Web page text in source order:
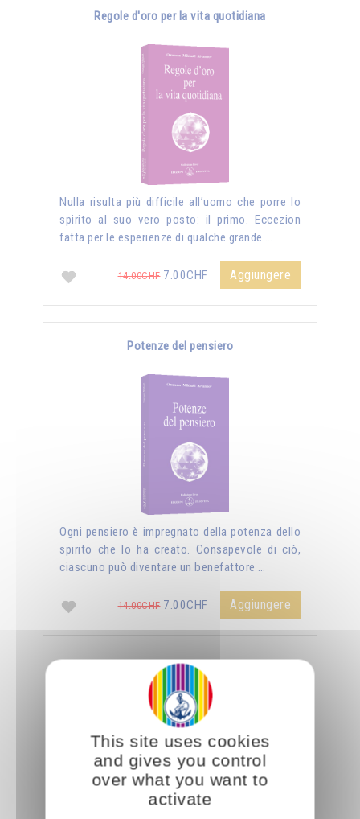
Regole d'oro per la vita quotidiana
Nulla risulta più difficile all’uomo che porre lo
spirito al suo vero posto: il primo. Eccezion
fatta per le esperienze di qualche grande …
14.00CHF7.00CHF Aggiungere
Potenze del pensiero
Ogni pensiero è impregnato della potenza dello
spirito che lo ha creato. Consapevole di ciò,
ciascuno può diventare un benefattore …
14.00CHF7.00CHF Aggiungere
La sessualità forza del cielo
This site uses cookies
and gives you control
over what you want to
activate